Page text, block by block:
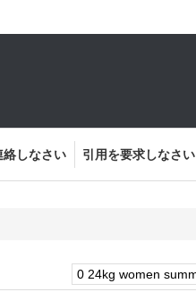
しなさい 引用を要求しなさい